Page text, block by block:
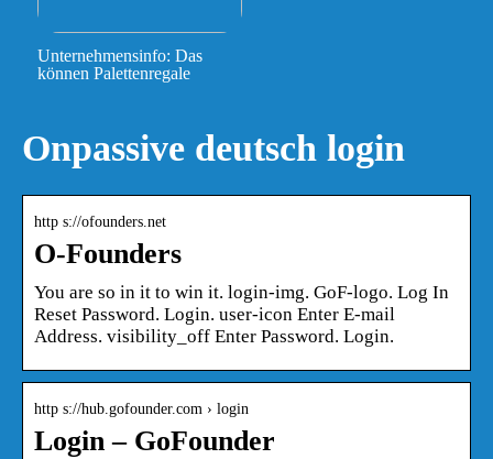
Unternehmensinfo: Das
können Palettenregale
Onpassive deutsch login
http s://ofounders.net
O-Founders
You are so in it to win it. login-img. GoF-logo. Log In
Reset Password. Login. user-icon Enter E-mail
Address. visibility_off Enter Password. Login.
http s://hub.gofounder.com › login
Login – GoFounder